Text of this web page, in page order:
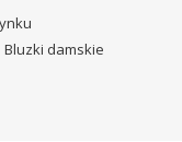
Bluzki damskie